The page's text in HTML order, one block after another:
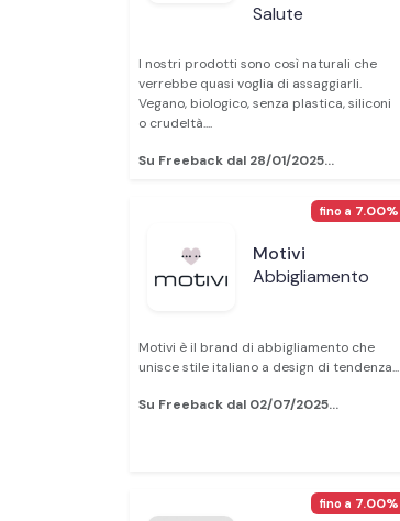
Salute
I nostri prodotti sono così naturali che
verrebbe quasi voglia di assaggiarli.
Vegano, biologico, senza plastica, siliconi
o crudeltà....
Su Freeback dal 28/01/2025...
Motivi
Abbigliamento
Motivi è il brand di abbigliamento che
unisce stile italiano a design di tendenza...
Su Freeback dal 02/07/2025...
fino a 7.00%
fino a 7.00%